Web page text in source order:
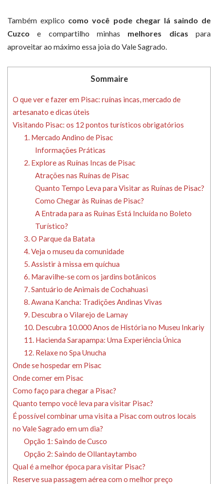
Também explico como você pode chegar lá saindo de
Cuzco e compartilho minhas melhores dicas para
aproveitar ao máximo essa joia do Vale Sagrado.
Sommaire
O que ver e fazer em Pisac: ruínas incas, mercado de
artesanato e dicas úteis
Visitando Pisac: os 12 pontos turísticos obrigatórios
1. Mercado Andino de Pisac
Informações Práticas
2. Explore as Ruínas Incas de Pisac
Atrações nas Ruínas de Pisac
Quanto Tempo Leva para Visitar as Ruínas de Pisac?
Como Chegar às Ruínas de Pisac?
A Entrada para as Ruínas Está Incluída no Boleto
Turístico?
3. O Parque da Batata
4. Veja o museu da comunidade
5. Assistir à missa em quíchua
6. Maravilhe-se com os jardins botânicos
7. Santuário de Animais de Cochahuasi
8. Awana Kancha: Tradições Andinas Vivas
9. Descubra o Vilarejo de Lamay
10. Descubra 10.000 Anos de História no Museu Inkariy
11. Hacienda Sarapampa: Uma Experiência Única
12. Relaxe no Spa Unucha
Onde se hospedar em Pisac
Onde comer em Pisac
Como faço para chegar a Pisac?
Quanto tempo você leva para visitar Pisac?
É possível combinar uma visita a Pisac com outros locais
no Vale Sagrado em um dia?
Opção 1: Saindo de Cusco
Opção 2: Saindo de Ollantaytambo
Qual é a melhor época para visitar Pisac?
Reserve sua passagem aérea com o melhor preço